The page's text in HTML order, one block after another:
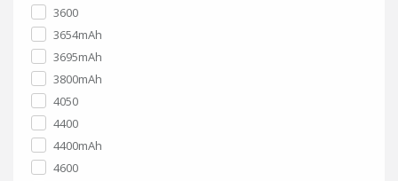
3600
3654mAh
3695mAh
3800mAh
4050
4400
4400mAh
4600